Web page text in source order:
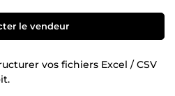
le vendeur
vos fichiers Excel / CSV